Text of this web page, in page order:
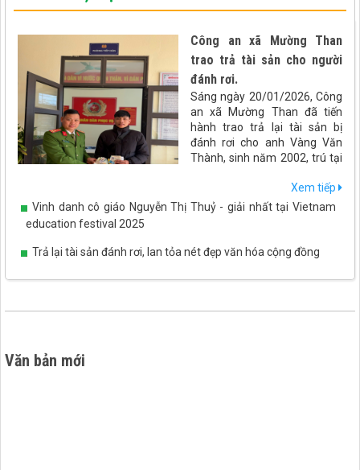
Công an xã Mường Than
trao trả tài sản cho người
đánh rơi.
Sáng ngày 20/01/2026, Công
an xã Mường Than đã tiến
hành trao trả lại tài sản bị
đánh rơi cho anh Vàng Văn
Thành, sinh năm 2002, trú tại
Xem tiếp
Vinh danh cô giáo Nguyễn Thị Thuỷ - giải nhất tại Vietnam
education festival 2025
Trả lại tài sản đánh rơi, lan tỏa nét đẹp văn hóa cộng đồng
Văn bản mới